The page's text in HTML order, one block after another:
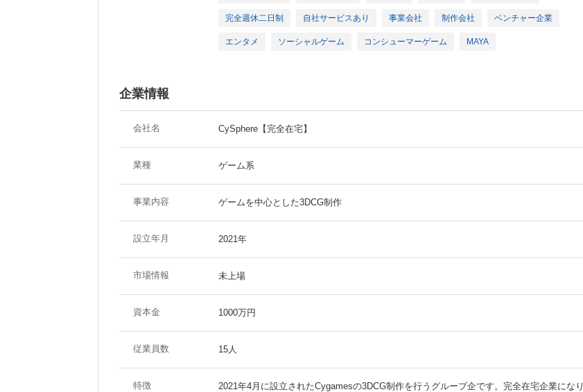
完全週休二日制 自社サービスあり 事業会社 制作会社 ベンチャー企業
エンタメ ソーシャルゲーム コンシューマーゲーム MAYA
企業情報
会社名 CySphere【完全在宅】
業種 ゲーム系
事業内容 ゲームを中心とした3DCG制作
設立年月 2021年
市場情報 未上場
資本金 1000万円
従業員数 15人
特徴
2021年4月に設立されたCygamesの3DCG制作を行うグループ企です。完全在宅企業になり